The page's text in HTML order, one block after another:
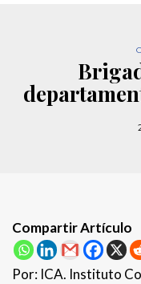
Compartir Artículo
Por: ICA. Instituto